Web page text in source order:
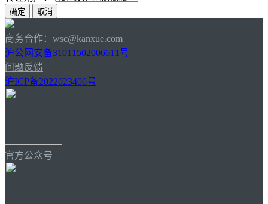
商务合作：wsc@kanxue.com
沪公网安备31011502006611号
问题反馈
沪ICP备2022023406号
官方公众号